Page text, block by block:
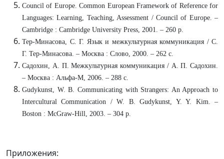
Council of Europe. Common European Framework of Reference for
Languages: Learning, Teaching, Assessment / Council of Europe. –
Cambridge : Cambridge University Press, 2001. – 260 p.
Тер-Минасова, С. Г. Язык и межкультурная коммуникация / С.
Г. Тер-Минасова. – Москва : Слово, 2000. – 262 с.
Садохин, А. П. Межкультурная коммуникация / А. П. Садохин.
– Москва : Альфа-М, 2006. – 288 с.
Gudykunst, W. B. Communicating with Strangers: An Approach to
Intercultural Communication / W. B. Gudykunst, Y. Y. Kim. –
Boston : McGraw-Hill, 2003. – 304 p.
Приложения: